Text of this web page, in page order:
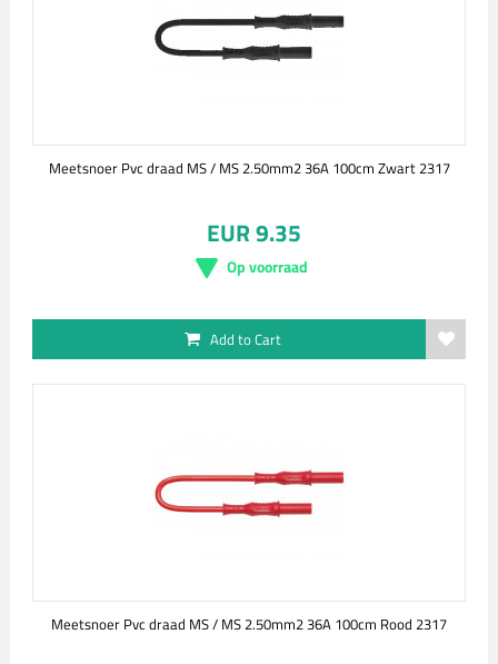
Meetsnoer Pvc draad MS / MS 2.50mm2 36A 100cm Zwart 2317
EUR 9.35
Op voorraad
Add to Cart
Meetsnoer Pvc draad MS / MS 2.50mm2 36A 100cm Rood 2317